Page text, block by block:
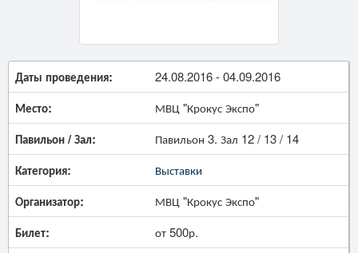
Даты проведения: 24.08.2016 - 04.09.2016
Место: МВЦ "Крокус Экспо"
Павильон / Зал: Павильон 3. Зал 12 / 13 / 14
Категория: Выставки
Организатор: МВЦ "Крокус Экспо"
Билет: от 500р.